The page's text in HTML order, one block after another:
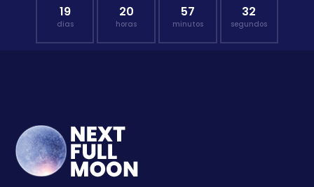
19
dias
20
horas
57
minutos
32
segundos